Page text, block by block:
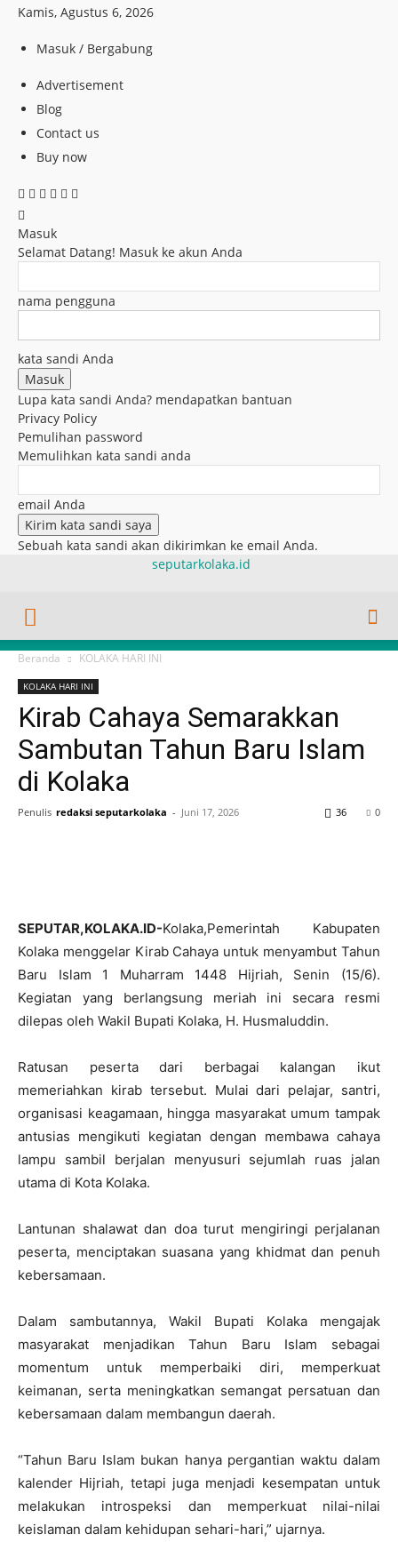
Kamis, Agustus 6, 2026
Masuk / Bergabung
Advertisement
Blog
Contact us
Buy now
Masuk
Selamat Datang! Masuk ke akun Anda
nama pengguna
kata sandi Anda
Lupa kata sandi Anda? mendapatkan bantuan
Privacy Policy
Pemulihan password
Memulihkan kata sandi anda
email Anda
Sebuah kata sandi akan dikirimkan ke email Anda.
seputarkolaka.id
Beranda KOLAKA HARI INI
KOLAKA HARI INI
Kirab Cahaya Semarakkan
Sambutan Tahun Baru Islam
di Kolaka
Penulis redaksi seputarkolaka - Juni 17, 2026 0
36
SEPUTAR,KOLAKA.ID-Kolaka,Pemerintah Kabupaten
Kolaka menggelar Kirab Cahaya untuk menyambut Tahun
Baru Islam 1 Muharram 1448 Hijriah, Senin (15/6).
Kegiatan yang berlangsung meriah ini secara resmi
dilepas oleh Wakil Bupati Kolaka, H. Husmaluddin.
Ratusan peserta dari berbagai kalangan ikut
memeriahkan kirab tersebut. Mulai dari pelajar, santri,
organisasi keagamaan, hingga masyarakat umum tampak
antusias mengikuti kegiatan dengan membawa cahaya
lampu sambil berjalan menyusuri sejumlah ruas jalan
utama di Kota Kolaka.
Lantunan shalawat dan doa turut mengiringi perjalanan
peserta, menciptakan suasana yang khidmat dan penuh
kebersamaan.
Dalam sambutannya, Wakil Bupati Kolaka mengajak
masyarakat menjadikan Tahun Baru Islam sebagai
momentum untuk memperbaiki diri, memperkuat
keimanan, serta meningkatkan semangat persatuan dan
kebersamaan dalam membangun daerah.
“Tahun Baru Islam bukan hanya pergantian waktu dalam
kalender Hijriah, tetapi juga menjadi kesempatan untuk
melakukan introspeksi dan memperkuat nilai-nilai
keislaman dalam kehidupan sehari-hari,” ujarnya.